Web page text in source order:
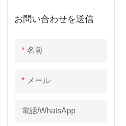
お問い合わせを送信
名前
メール
電話/WhatsApp